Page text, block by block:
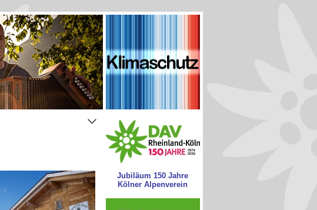
Jubiläum 150 Jahre
Kölner Alpenverein